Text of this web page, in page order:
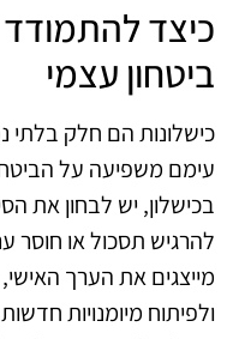
כיצד
ביטחון עצמי
כישלונות הם חלק בלתי
עימם משפיעה על
בכישלון, יש לבחון את
להרגיש תסכול או חוסר
מייצגים את הערך
ולפיתוח מיומנויות